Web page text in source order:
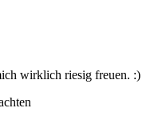
wirklich riesig freuen. :)